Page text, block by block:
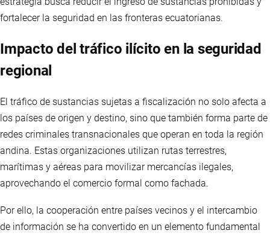
fortalecer la seguridad en las fronteras ecuatorianas.
Impacto del tráfico ilícito en la seguridad
regional
El tráfico de sustancias sujetas a fiscalización no solo afecta a
los países de origen y destino, sino que también forma parte de
redes criminales transnacionales que operan en toda la región
andina. Estas organizaciones utilizan rutas terrestres,
marítimas y aéreas para movilizar mercancías ilegales,
aprovechando el comercio formal como fachada.
Por ello, la cooperación entre países vecinos y el intercambio
de información se ha convertido en un elemento fundamental